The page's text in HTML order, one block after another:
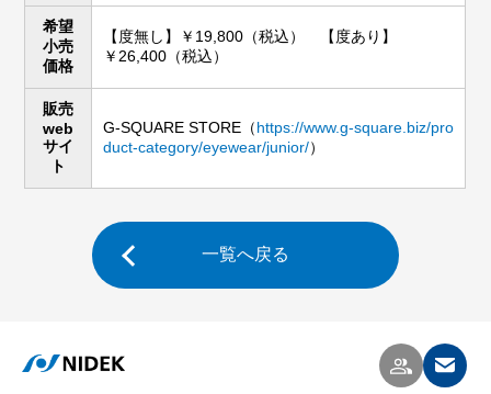
希望
小売
価格
【度無し】￥19,800（税込） 【度あり】
￥26,400（税込）
販売
web
サイ
ト
G-SQUARE STORE（https://www.g-square.biz/pro
duct-category/eyewear/junior/）
一覧へ戻る